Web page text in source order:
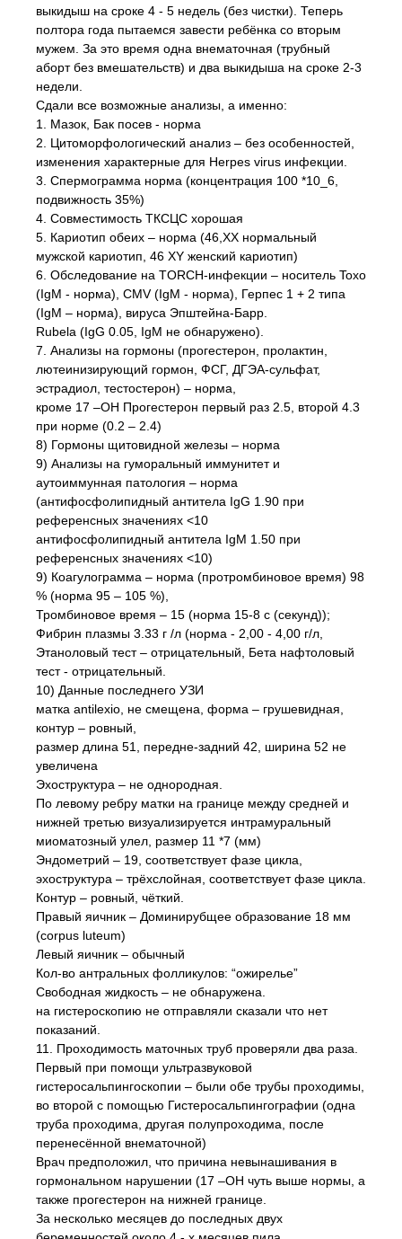
выкидыш на сроке 4 - 5 недель (без чистки). Теперь
полтора года пытаемся завести ребёнка со вторым
мужем. За это время одна внематочная (трубный
аборт без вмешательств) и два выкидыша на сроке 2-3
недели.
Сдали все возможные анализы, а именно:
1. Мазок, Бак посев - норма
2. Цитоморфологический анализ – без особенностей,
изменения характерные для Herpes virus инфекции.
3. Спермограмма норма (концентрация 100 *10_6,
подвижность 35%)
4. Совместимость ТКСЦС хорошая
5. Кариотип обеих – норма (46,ХХ нормальный
мужской кариотип, 46 XY женский кариотип)
6. Обследование на TORCH-инфекции – носитель Toxo
(IgM - норма), CMV (IgM - норма), Герпес 1 + 2 типа
(IgM – норма), вируса Эпштейна-Барр.
Rubela (IgG 0.05, IgM не обнаружено).
7. Анализы на гормоны (прогестерон, пролактин,
лютеинизирующий гормон, ФСГ, ДГЭА-сульфат,
эстрадиол, тестостерон) – норма,
кроме 17 –ОН Прогестерон первый раз 2.5, второй 4.3
при норме (0.2 – 2.4)
8) Гормоны щитовидной железы – норма
9) Анализы на гуморальный иммунитет и
аутоиммунная патология – норма
(антифосфолипидный антитела IgG 1.90 при
референсных значениях <10
антифосфолипидный антитела IgM 1.50 при
референсных значениях <10)
9) Коагулограмма – норма (протромбиновое время) 98
% (норма 95 – 105 %),
Тромбиновое время – 15 (норма 15-8 с (секунд));
Фибрин плазмы 3.33 г /л (норма - 2,00 - 4,00 г/л,
Этаноловый тест – отрицательный, Бета нафтоловый
тест - отрицательный.
10) Данные последнего УЗИ
матка antilexio, не смещена, форма – грушевидная,
контур – ровный,
размер длина 51, передне-задний 42, ширина 52 не
увеличена
Эхоструктура – не однородная.
По левому ребру матки на границе между средней и
нижней третью визуализируется интрамуральный
миоматозный улел, размер 11 *7 (мм)
Эндометрий – 19, соответствует фазе цикла,
эхоструктура – трёхслойная, соответствует фазе цикла.
Контур – ровный, чёткий.
Правый яичник – Доминирубщее образование 18 мм
(corpus luteum)
Левый яичник – обычный
Кол-во антральных фолликулов: “ожирелье”
Свободная жидкость – не обнаружена.
на гистероскопию не отправляли сказали что нет
показаний.
11. Проходимость маточных труб проверяли два раза.
Первый при помощи ультразвуковой
гистеросальпингоскопии – были обе трубы проходимы,
во второй с помощью Гистеросальпингографии (одна
труба проходима, другая полупроходима, после
перенесённой внематочной)
Врач предположил, что причина невынашивания в
гормональном нарушении (17 –ОН чуть выше нормы, а
также прогестерон на нижней границе.
За несколько месяцев до последных двух